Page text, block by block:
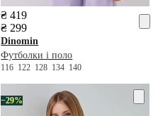
₴ 419
₴ 299
Dinomin
Футболки і поло
116 122 128 134 140
−29%